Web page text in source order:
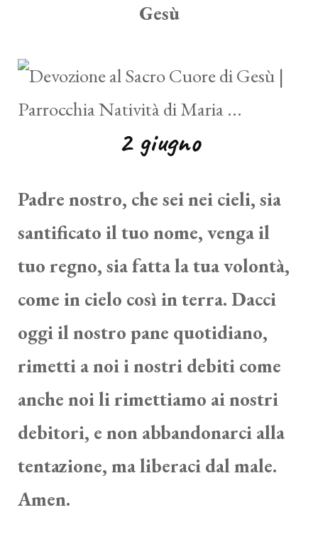
Gesù
2 giugno
Padre nostro, che sei nei cieli, sia
santificato il tuo nome, venga il
tuo regno, sia fatta la tua volontà,
come in cielo così in terra. Dacci
oggi il nostro pane quotidiano,
rimetti a noi i nostri debiti come
anche noi li rimettiamo ai nostri
debitori, e non abbandonarci alla
tentazione, ma liberaci dal male.
Amen.